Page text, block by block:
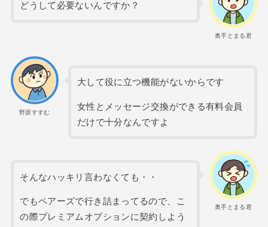
奥手とまる君
どうして必要ないんですか？
野原すすむ
大して役に立つ機能がないからです
女性とメッセージ交換ができる有料会員
だけで十分なんですよ
奥手とまる君
そんなハッキリ言わなくても・・
でもペアーズで行き詰まってるので、こ
の際プレミアムオプションに契約しよう